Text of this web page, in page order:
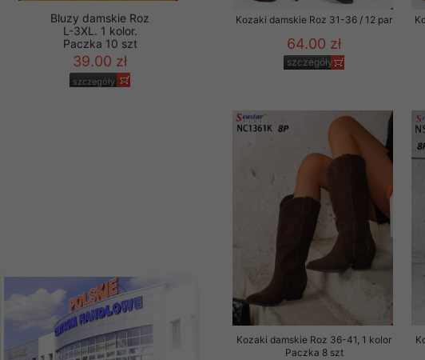
Bluzy damskie Roz
L-3XL. 1 kolor.
Kozaki damskie Roz 31-36 / 12 par
64.00 zł
szczegóły
Kozaki damskie Roz 36-41, 1 kolor
Paczka 8 szt